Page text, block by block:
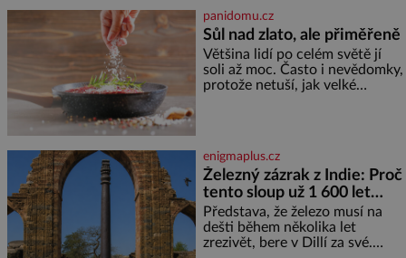
nejtěžších věcí na světě. Ale
každý, kdo s tím má nějaké
zkušenosti, se zapřísahá, že
pokud odpustíte, znatelně se
vám uleví. Když se ke mně
doneslo, že si manžel pořídil
panidomu.cz
Sůl nad zlato, ale přiměřeně
Většina lidí po celém světě jí
soli až moc. Často i nevědomky,
protože netuší, jak velké
ani ne třetinovém množství, než
je pro většinu populace běžné.
Její základní složky– sodík a
chlór – jsou zásadní pro
správné hospodaření
enigmaplus.cz
Železný zázrak z Indie: Proč
tento sloup už 1 600 let
nezná rez?
Představa, že železo musí na
dešti během několika let
zrezivět, bere v Dillí za své.